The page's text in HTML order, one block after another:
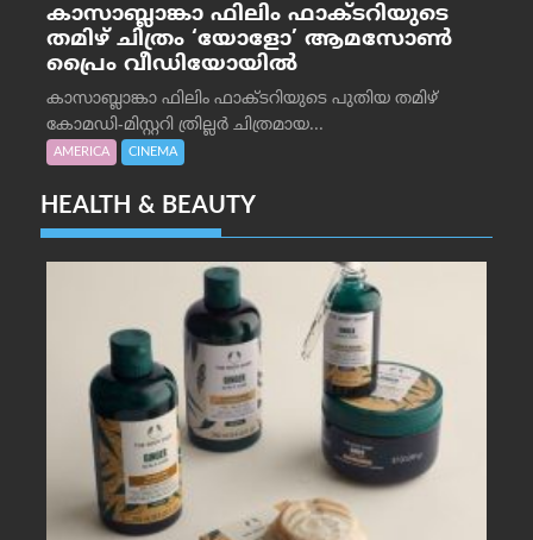
കാസാബ്ലാങ്കാ ഫിലിം ഫാക്ടറിയുടെ
തമിഴ് ചിത്രം ‘യോളോ’ ആമസോൺ
പ്രൈം വീഡിയോയിൽ
കാസാബ്ലാങ്കാ ഫിലിം ഫാക്ടറിയുടെ പുതിയ തമിഴ്
കോമഡി-മിസ്റ്ററി ത്രില്ലർ ചിത്രമായ...
AMERICA CINEMA
HEALTH & BEAUTY